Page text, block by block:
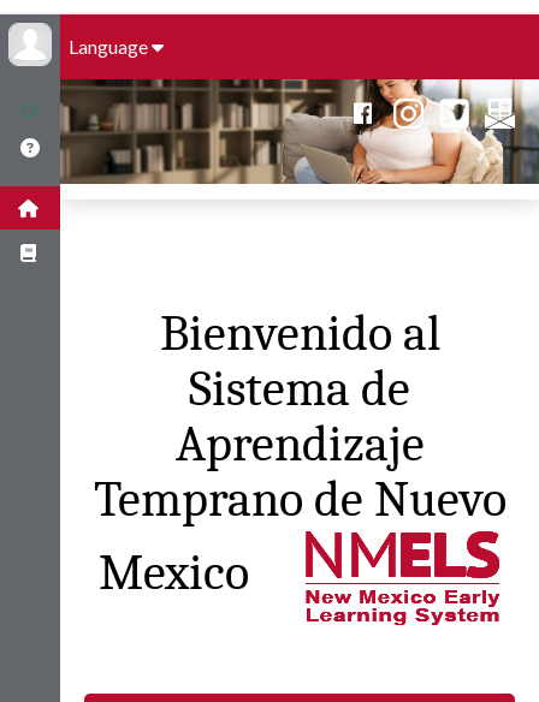
Language
Bienvenido al
Sistema de
Aprendizaje
Temprano de Nuevo
Mexico